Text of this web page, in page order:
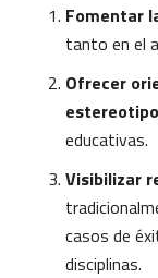
Fomentar
tanto en el
Ofrecer
educativas.
Visibilizar
casos de
disciplinas.